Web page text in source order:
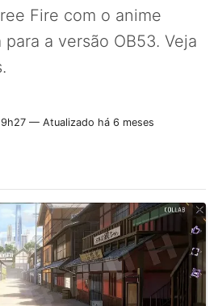
Fire com o anime
a versão OB53. Veja
— Atualizado há 6 meses